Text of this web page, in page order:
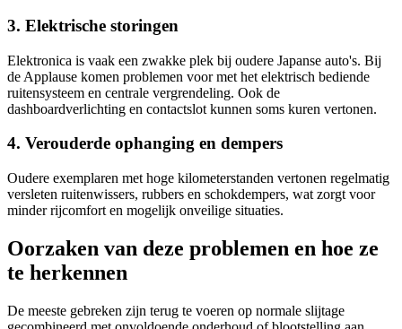
3. Elektrische storingen
Elektronica is vaak een zwakke plek bij oudere Japanse auto's. Bij
de Applause komen problemen voor met het elektrisch bediende
ruitensysteem en centrale vergrendeling. Ook de
dashboardverlichting en contactslot kunnen soms kuren vertonen.
4. Verouderde ophanging en dempers
Oudere exemplaren met hoge kilometerstanden vertonen regelmatig
versleten ruitenwissers, rubbers en schokdempers, wat zorgt voor
minder rijcomfort en mogelijk onveilige situaties.
Oorzaken van deze problemen en hoe ze
te herkennen
De meeste gebreken zijn terug te voeren op normale slijtage